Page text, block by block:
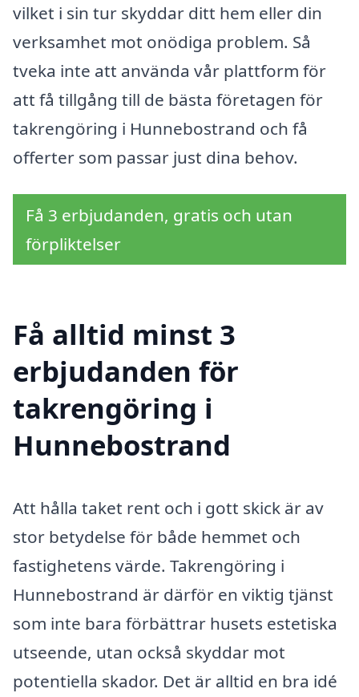
vilket i sin tur skyddar ditt hem eller din
verksamhet mot onödiga problem. Så
tveka inte att använda vår plattform för
att få tillgång till de bästa företagen för
takrengöring i Hunnebostrand och få
offerter som passar just dina behov.
Få 3 erbjudanden, gratis och utan
förpliktelser
Få alltid minst 3
erbjudanden för
takrengöring i
Hunnebostrand
Att hålla taket rent och i gott skick är av
stor betydelse för både hemmet och
fastighetens värde. Takrengöring i
Hunnebostrand är därför en viktig tjänst
som inte bara förbättrar husets estetiska
utseende, utan också skyddar mot
potentiella skador. Det är alltid en bra idé